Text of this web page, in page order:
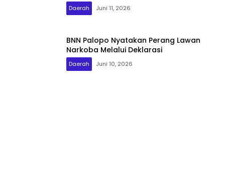
Daerah Juni 11, 2026
BNN Palopo Nyatakan Perang Lawan
Narkoba Melalui Deklarasi
Daerah Juni 10, 2026